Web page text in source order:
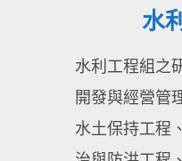
水
水利工程組之
開發與經營管
水土保持工程